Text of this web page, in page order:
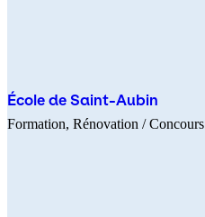
École de Saint-Aubin
Formation Rénovation / Concours